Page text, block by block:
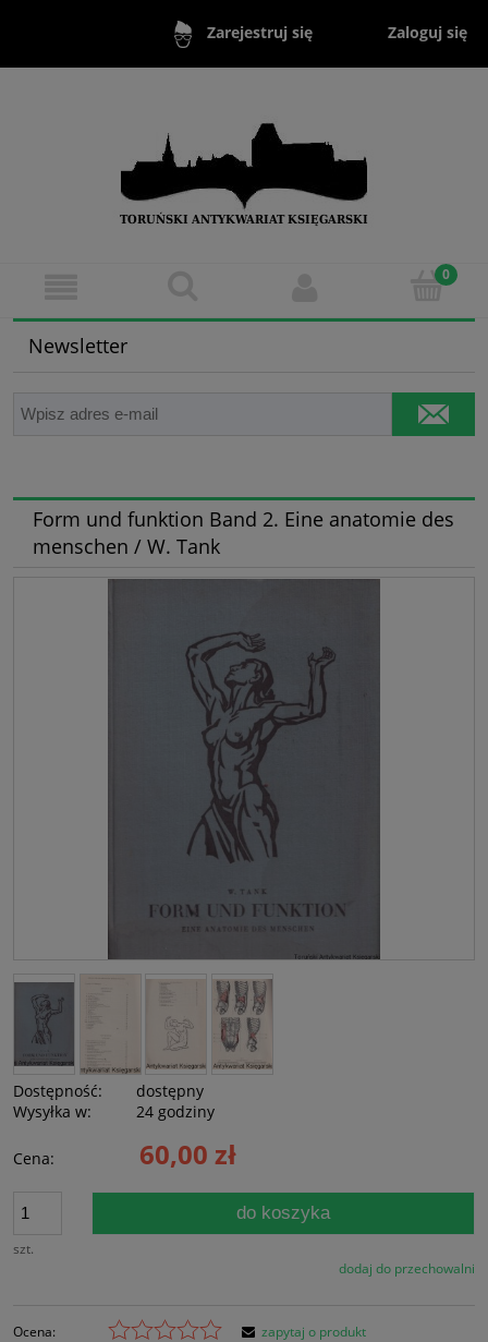
Zarejestruj się Zaloguj się
Newsletter
Form und funktion Band 2. Eine anatomie des
menschen / W. Tank
Dostępność:
dostępny
Wysyłka w:
24 godziny
Cena: 60,00 zł
szt.
do koszyka
dodaj do przechowalni
Ocena:
zapytaj o produkt